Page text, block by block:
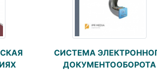
СИСТЕМА
ДОКУМЕНТООБОРОТА